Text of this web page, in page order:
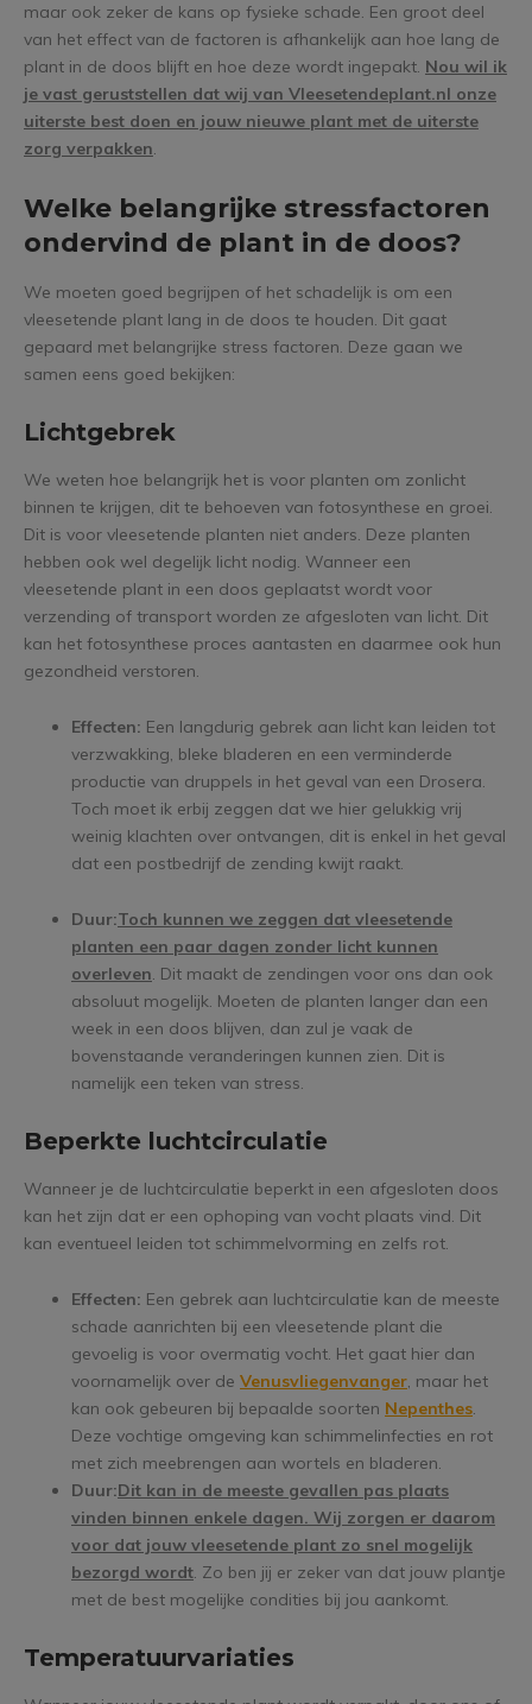
maar ook zeker de kans op fysieke schade. Een groot deel
van het effect van de factoren is afhankelijk aan hoe lang de
plant in de doos blijft en hoe deze wordt ingepakt. Nou wil ik
je vast geruststellen dat wij van Vleesetendeplant.nl onze
uiterste best doen en jouw nieuwe plant met de uiterste
zorg verpakken.
Welke belangrijke stressfactoren
ondervind de plant in de doos?
We moeten goed begrijpen of het schadelijk is om een
vleesetende plant lang in de doos te houden. Dit gaat
gepaard met belangrijke stress factoren. Deze gaan we
samen eens goed bekijken:
Lichtgebrek
We weten hoe belangrijk het is voor planten om zonlicht
binnen te krijgen, dit te behoeven van fotosynthese en groei.
Dit is voor vleesetende planten niet anders. Deze planten
hebben ook wel degelijk licht nodig. Wanneer een
vleesetende plant in een doos geplaatst wordt voor
verzending of transport worden ze afgesloten van licht. Dit
kan het fotosynthese proces aantasten en daarmee ook hun
gezondheid verstoren.
Effecten: Een langdurig gebrek aan licht kan leiden tot
verzwakking, bleke bladeren en een verminderde
productie van druppels in het geval van een Drosera.
Toch moet ik erbij zeggen dat we hier gelukkig vrij
weinig klachten over ontvangen, dit is enkel in het geval
dat een postbedrijf de zending kwijt raakt.
Duur:Toch kunnen we zeggen dat vleesetende
planten een paar dagen zonder licht kunnen
overleven. Dit maakt de zendingen voor ons dan ook
absoluut mogelijk. Moeten de planten langer dan een
week in een doos blijven, dan zul je vaak de
bovenstaande veranderingen kunnen zien. Dit is
namelijk een teken van stress.
Beperkte luchtcirculatie
Wanneer je de luchtcirculatie beperkt in een afgesloten doos
kan het zijn dat er een ophoping van vocht plaats vind. Dit
kan eventueel leiden tot schimmelvorming en zelfs rot.
Effecten: Een gebrek aan luchtcirculatie kan de meeste
schade aanrichten bij een vleesetende plant die
gevoelig is voor overmatig vocht. Het gaat hier dan
voornamelijk over de Venusvliegenvanger, maar het
kan ook gebeuren bij bepaalde soorten Nepenthes.
Deze vochtige omgeving kan schimmelinfecties en rot
met zich meebrengen aan wortels en bladeren.
Duur:Dit kan in de meeste gevallen pas plaats
vinden binnen enkele dagen. Wij zorgen er daarom
voor dat jouw vleesetende plant zo snel mogelijk
bezorgd wordt. Zo ben jij er zeker van dat jouw plantje
met de best mogelijke condities bij jou aankomt.
Temperatuurvariaties